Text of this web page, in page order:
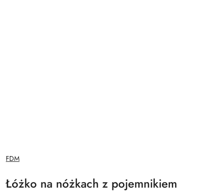
NAZWA
PRODUCENTA:
FDM
Łóżko na nóżkach z pojemnikiem